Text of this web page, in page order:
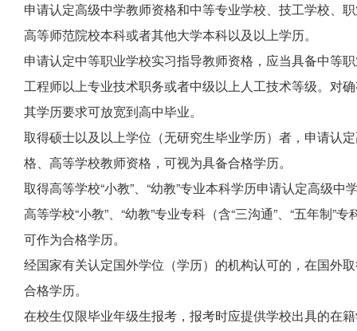
申请认定高级中学教师资格和中等专业学校、技工学校、
高等师范院校本科或者其他大学本科以及以上学历。
申请认定中等职业学校实习指导教师资格，应当具备中等
工程师以上专业技术职务或者中级以上人工技术等级。对
其学历要求可放宽到高中毕业。
取得硕士以及以上学位（无研究生毕业学历）者，申请认
格、高等学校教师资格，可视为具备合格学历。
取得高等学校“小教”、“幼教”专业本科学历申请认定高级
高等学校“小教”、“幼教”专业专科（含“三沟通”、“五年制”
可作为合格学历。
经国家有关认定国外学位（学历）的机构认可的，在国外
合格学历。
在校生仅限毕业年级生报考，报考时应提供学校出具的在